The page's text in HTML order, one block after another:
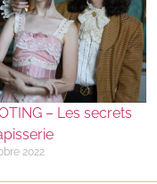
– Les secrets
2022